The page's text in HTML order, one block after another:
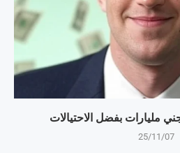
مليارات بفضل الاحتيالات
25/11/07